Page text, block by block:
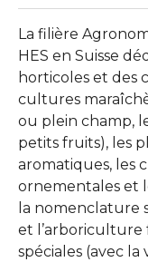
La filière
HES en Suisse
horticoles et des
cultures
ou plein champ,
petits fruits), les
aromatiques, les
ornementales et
la nomenclature
et
spéciales (avec